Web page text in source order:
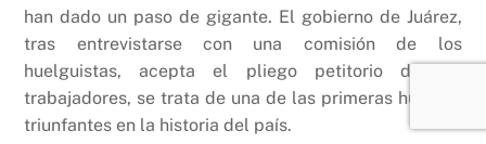
han dado un paso de gigante. El gobierno de Juárez,
tras entrevistarse con una comisión de los
huelguistas, acepta el pliego petitorio de los
trabajadores, se trata de una de las primeras huelgas
triunfantes en la historia del país.